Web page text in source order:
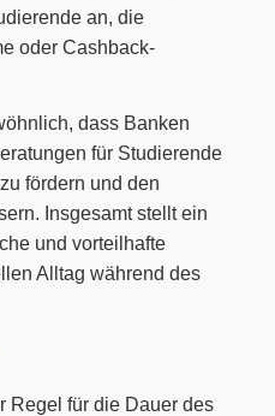
an, die
oder Cashback-
dass Banken
für Studierende
fördern und den
Insgesamt stellt ein
und vorteilhafte
Alltag während des
Regel für die Dauer des